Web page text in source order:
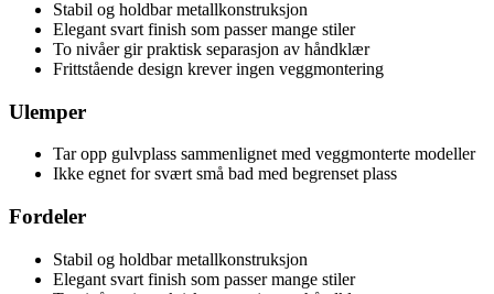
Stabil og holdbar metallkonstruksjon
Elegant svart finish som passer mange stiler
To nivåer gir praktisk separasjon av håndklær
Frittstående design krever ingen veggmontering
Ulemper
Tar opp gulvplass sammenlignet med veggmonterte modeller
Ikke egnet for svært små bad med begrenset plass
Fordeler
Stabil og holdbar metallkonstruksjon
Elegant svart finish som passer mange stiler